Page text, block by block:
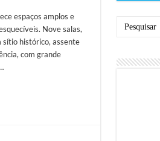
espaços amplos e
Nove salas,
sítio histórico, assente
com grande